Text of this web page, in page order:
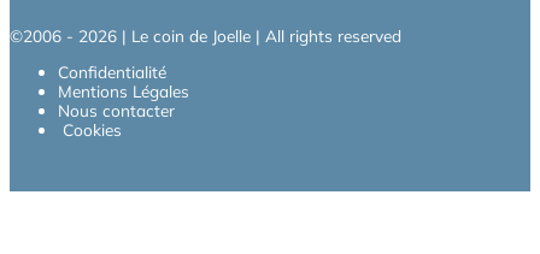
©2006 - 2026 | Le coin de Joelle | All rights reserved
Confidentialité
Mentions Légales
Nous contacter
Cookies